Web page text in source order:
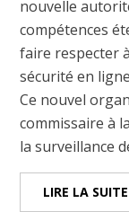
nouvelle
compétences
faire respecter
sécurité en
Ce nouvel
commissaire à
la surveillance
LIRE LA SUITE